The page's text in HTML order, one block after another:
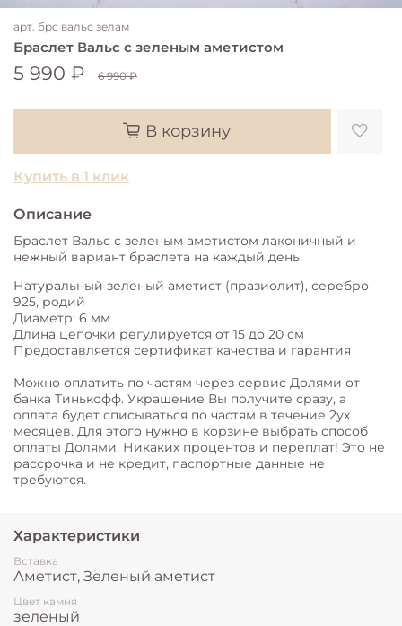
арт. брс вальс зелам
Браслет Вальс с зеленым аметистом
5 990 ₽ 6 990 ₽
В корзину
Купить в 1 клик
Описание
Браслет Вальс с зеленым аметистом лаконичный и
нежный вариант браслета на каждый день.
Натуральный зеленый аметист (празиолит), серебро
925, родий
Диаметр: 6 мм
Длина цепочки регулируется от 15 до 20 см
Предоставляется сертификат качества и гарантия
Можно оплатить по частям через сервис Долями от
банка Тинькофф. Украшение Вы получите сразу, а
оплата будет списываться по частям в течение 2ух
месяцев. Для этого нужно в корзине выбрать способ
оплаты Долями. Никаких процентов и переплат! Это не
рассрочка и не кредит, паспортные данные не
требуются.
Характеристики
Вставка
Аметист, Зеленый аметист
Цвет камня
зеленый